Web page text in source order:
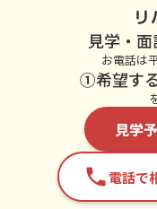
見学・面
①希望す
お電話は
見学
phone電話で